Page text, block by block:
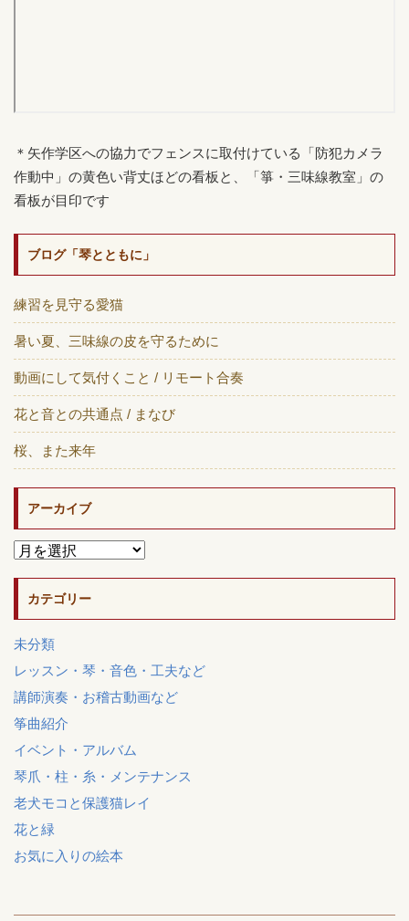
＊矢作学区への協力でフェンスに取付けている「防犯カメラ
作動中」の黄色い背丈ほどの看板と、「箏・三味線教室」の
看板が目印です
ブログ「琴とともに」
練習を見守る愛猫
暑い夏、三味線の皮を守るために
動画にして気付くこと / リモート合奏
花と音との共通点 / まなび
桜、また来年
アーカイブ
カテゴリー
未分類
レッスン・琴・音色・工夫など
講師演奏・お稽古動画など
筝曲紹介
イベント・アルバム
琴爪・柱・糸・メンテナンス
老犬モコと保護猫レイ
花と緑
お気に入りの絵本